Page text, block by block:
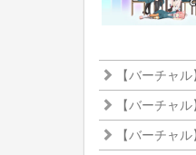
【バーチャル
【バーチャ
【バーチャ